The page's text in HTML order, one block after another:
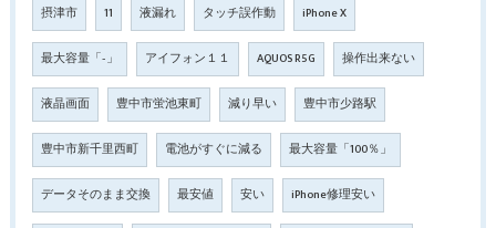
摂津市 11 液漏れ タッチ誤作動 iPhone X
最大容量「‐」 アイフォン１１ AQUOS R5G 操作出来ない
液晶画面 豊中市蛍池東町 減り早い 豊中市少路駅
豊中市新千里西町 電池がすぐに減る 最大容量「100％」
データそのまま交換 最安値 安い iPhone修理安い